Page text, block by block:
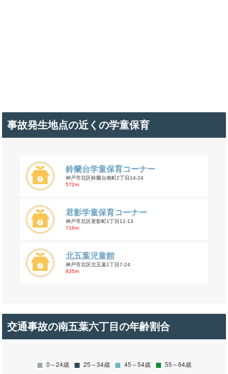
事故発生地点の近くの学童保育
鈴蘭台学童保育コーナー
神戸市北区鈴蘭台南町2丁目14-24
572m
君影学童保育コーナー
神戸市北区君影町1丁目11-13
716m
北五葉児童館
神戸市北区北五葉1丁目7-24
925m
交通事故の南五葉六丁目の年齢割合